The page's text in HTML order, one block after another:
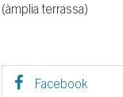
(àmplia terrassa)
Facebook